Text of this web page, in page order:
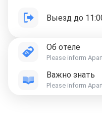
Выезд до
Об отеле
Please inform
Важно знать
Please inform